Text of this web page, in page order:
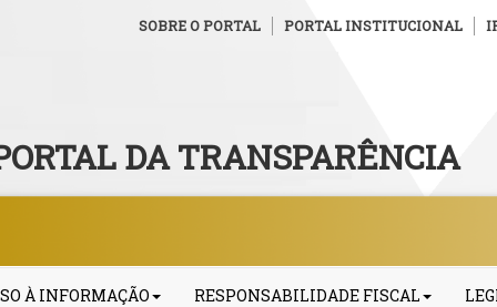
SOBRE O PORTAL PORTAL INSTITUCIONAL
DA TRANSPARÊNCIA
À INFORMAÇÃO RESPONSABILIDADE FISCAL